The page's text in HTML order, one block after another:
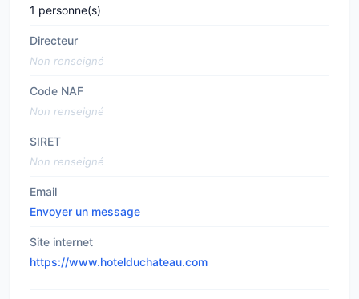
1 personne(s)
Directeur
Non renseigné
Code NAF
Non renseigné
SIRET
Non renseigné
Email
Envoyer un message
Site internet
https://www.hotelduchateau.com